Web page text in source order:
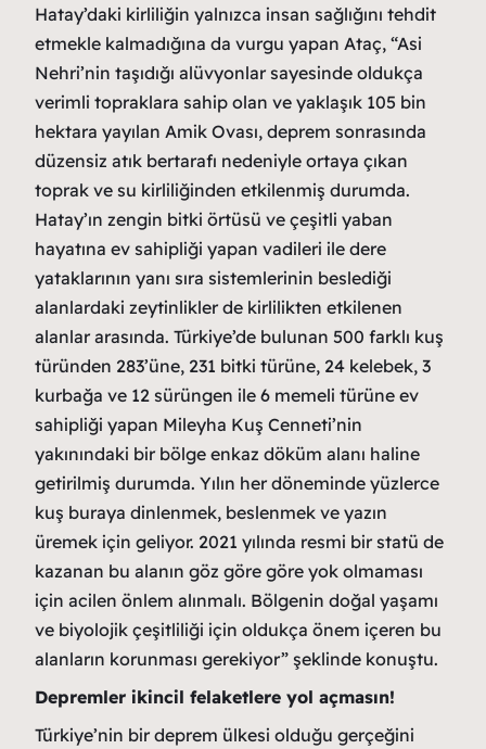
Hatay’daki kirliliğin yalnızca insan sağlığını tehdit
etmekle kalmadığına da vurgu yapan Ataç, “Asi
Nehri’nin taşıdığı alüvyonlar sayesinde oldukça
verimli topraklara sahip olan ve yaklaşık 105 bin
hektara yayılan Amik Ovası, deprem sonrasında
düzensiz atık bertarafı nedeniyle ortaya çıkan
toprak ve su kirliliğinden etkilenmiş durumda.
Hatay’ın zengin bitki örtüsü ve çeşitli yaban
hayatına ev sahipliği yapan vadileri ile dere
yataklarının yanı sıra sistemlerinin beslediği
alanlardaki zeytinlikler de kirlilikten etkilenen
alanlar arasında. Türkiye’de bulunan 500 farklı kuş
türünden 283’üne, 231 bitki türüne, 24 kelebek, 3
kurbağa ve 12 sürüngen ile 6 memeli türüne ev
sahipliği yapan Mileyha Kuş Cenneti’nin
yakınındaki bir bölge enkaz döküm alanı haline
getirilmiş durumda. Yılın her döneminde yüzlerce
kuş buraya dinlenmek, beslenmek ve yazın
üremek için geliyor. 2021 yılında resmi bir statü de
kazanan bu alanın göz göre göre yok olmaması
için acilen önlem alınmalı. Bölgenin doğal yaşamı
ve biyolojik çeşitliliği için oldukça önem içeren bu
alanların korunması gerekiyor” şeklinde konuştu.
Depremler ikincil felaketlere yol açmasın!
Türkiye’nin bir deprem ülkesi olduğu gerçeğini